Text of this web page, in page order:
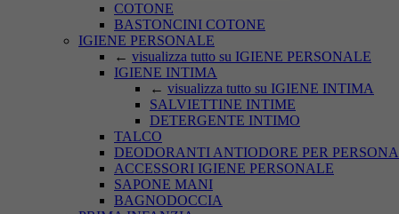
COTONE
BASTONCINI COTONE
IGIENE PERSONALE
← visualizza tutto su IGIENE PERSONALE
IGIENE INTIMA
← visualizza tutto su IGIENE INTIMA
SALVIETTINE INTIME
DETERGENTE INTIMO
TALCO
DEODORANTI ANTIODORE PER PERSONA
ACCESSORI IGIENE PERSONALE
SAPONE MANI
BAGNODOCCIA